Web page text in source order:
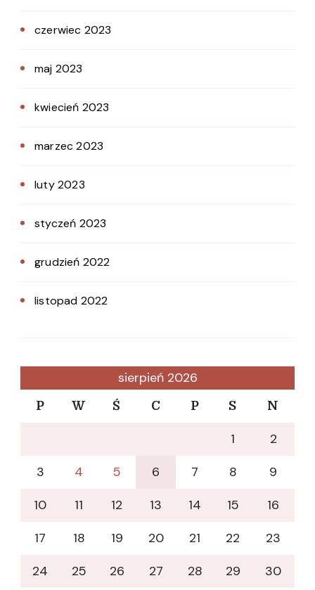
czerwiec 2023
maj 2023
kwiecień 2023
marzec 2023
luty 2023
styczeń 2023
grudzień 2022
listopad 2022
sierpień 2026
P W Ś C P S N
1
2
3
4 5 6 7 8
9
10
11 12 13 14 15
16
17
18 19 20 21 22
23
24
25 26 27 28 29 30